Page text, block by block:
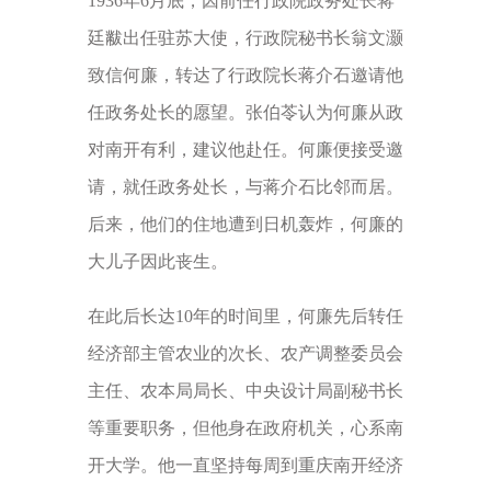
廷黻出任驻苏大使，行政院秘书长翁文灏
致信何廉，转达了行政院长蒋介石邀请他
任政务处长的愿望。张伯苓认为何廉从政
对南开有利，建议他赴任。何廉便接受邀
请，就任政务处长，与蒋介石比邻而居。
后来，他们的住地遭到日机轰炸，何廉的
大儿子因此丧生。
在此后长达10年的时间里，何廉先后转任
经济部主管农业的次长、农产调整委员会
主任、农本局局长、中央设计局副秘书长
等重要职务，但他身在政府机关，心系南
开大学。他一直坚持每周到重庆南开经济